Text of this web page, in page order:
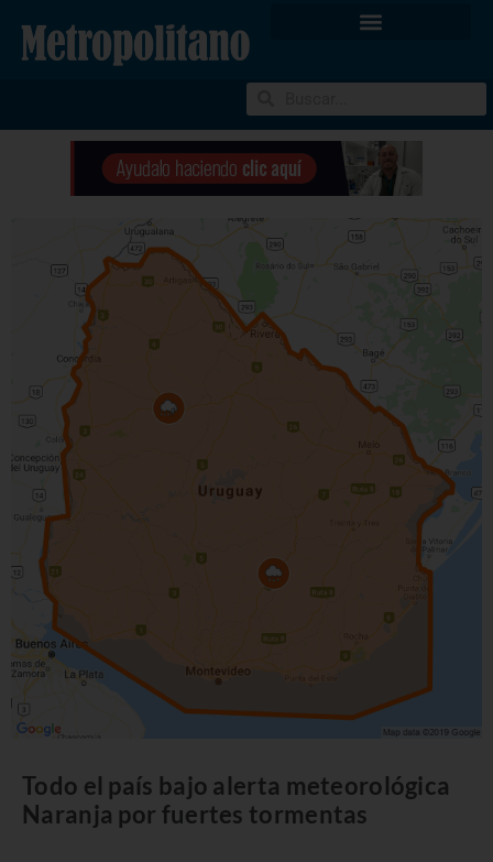
Todo el país bajo alerta meteorológica
Naranja por fuertes tormentas